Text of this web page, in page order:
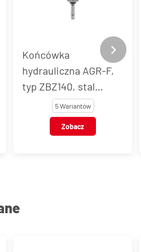
Końcówka
hydrauliczna AGR-F,
typ ZBZ140, stal
węglowa, cynko-
5 Wariantów
Zobacz